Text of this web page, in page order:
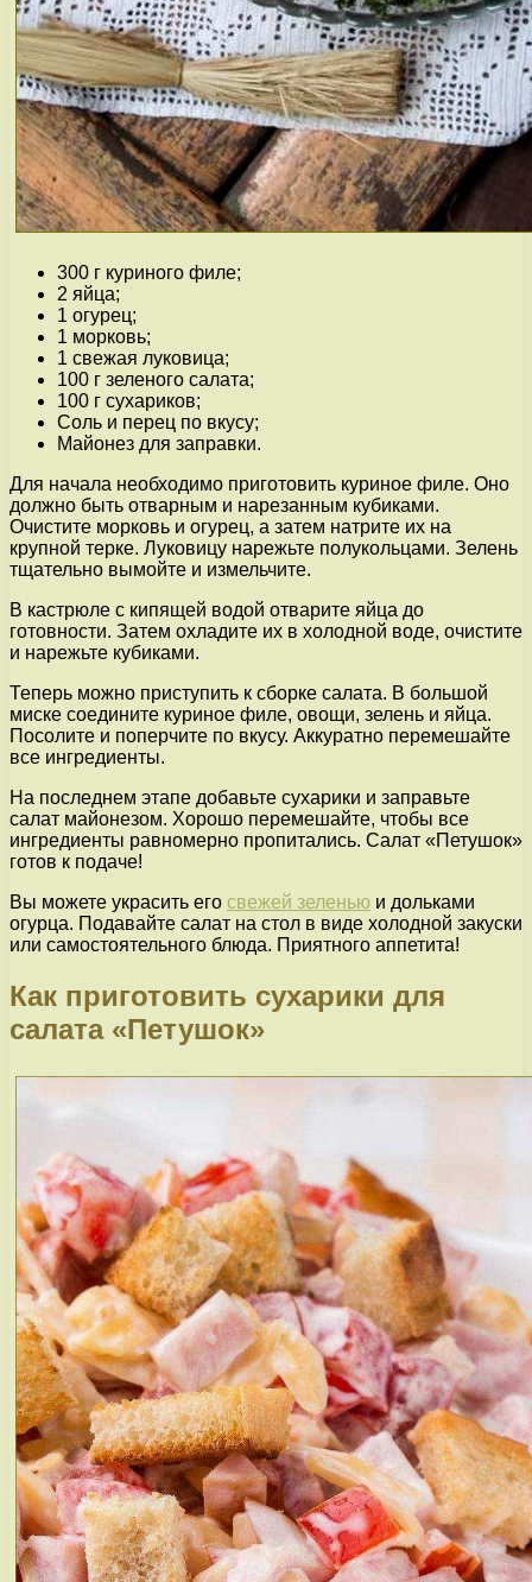
300 г куриного филе;
2 яйца;
1 огурец;
1 морковь;
1 свежая луковица;
100 г зеленого салата;
100 г сухариков;
Соль и перец по вкусу;
Майонез для заправки.
Для начала необходимо приготовить куриное филе. Оно
должно быть отварным и нарезанным кубиками.
Очистите морковь и огурец, а затем натрите их на
крупной терке. Луковицу нарежьте полукольцами. Зелень
тщательно вымойте и измельчите.
В кастрюле с кипящей водой отварите яйца до
готовности. Затем охладите их в холодной воде, очистите
и нарежьте кубиками.
Теперь можно приступить к сборке салата. В большой
миске соедините куриное филе, овощи, зелень и яйца.
Посолите и поперчите по вкусу. Аккуратно перемешайте
все ингредиенты.
На последнем этапе добавьте сухарики и заправьте
салат майонезом. Хорошо перемешайте, чтобы все
ингредиенты равномерно пропитались. Салат «Петушок»
готов к подаче!
Вы можете украсить его свежей зеленью и дольками
огурца. Подавайте салат на стол в виде холодной закуски
или самостоятельного блюда. Приятного аппетита!
Как приготовить сухарики для
салата «Петушок»